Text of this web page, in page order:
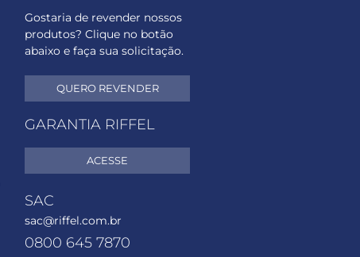
Gostaria de revender nossos
produtos? Clique no botão
abaixo e faça sua solicitação.
QUERO REVENDER
GARANTIA RIFFEL
ACESSE
SAC
sac@riffel.com.br
0800 645 7870